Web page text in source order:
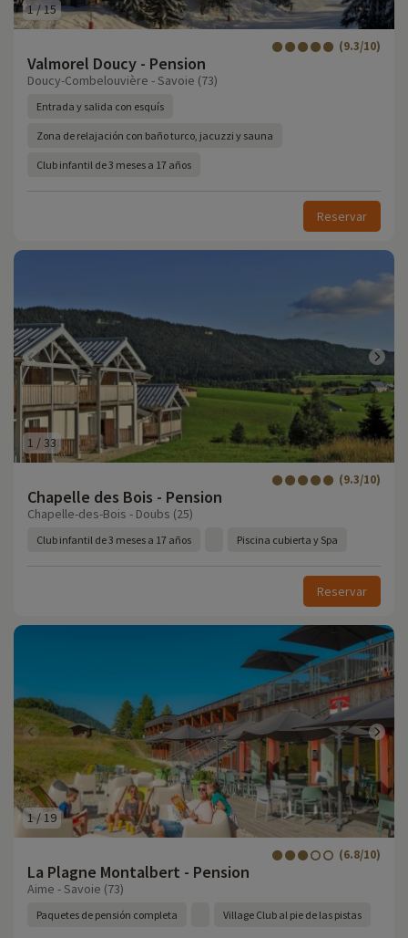
1/15
Valmorel Doucy - Pension
(9.3/10)
Doucy-Combelouvière - Savoie (73)
Entrada y salida con esquís
Zona de relajación con baño turco, jacuzzi y sauna
Club infantil de 3 meses a 17 años
Reservar
1 /33
Chapelle des Bois - Pension
(9.3/10)
Chapelle-des-Bois - Doubs (25)
Club infantil de 3 meses a 17 años Piscina cubierta y Spa
Reservar
1/ 19
La Plagne Montalbert - Pension
(6.8/10)
Aime - Savoie (73)
Paquetes de pensión completa Village Club al pie de las pistas